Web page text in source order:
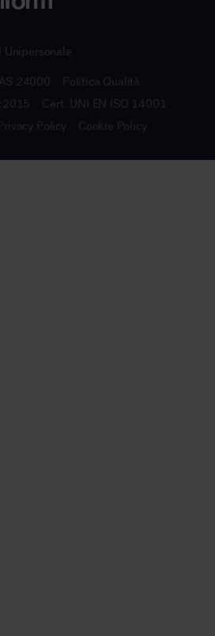
24000
Politica Qualità
Cert. UNI EN ISO 14001
Policy Cookie Policy